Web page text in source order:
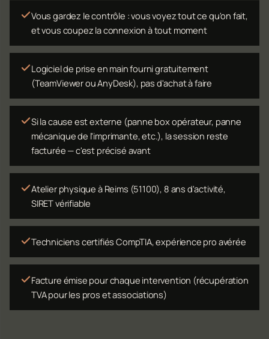
Vous gardez le contrôle : vous voyez tout ce qu'on fait,
et vous coupez la connexion à tout moment
Logiciel de prise en main fourni gratuitement
(TeamViewer ou AnyDesk), pas d'achat à faire
Si la cause est externe (panne box opérateur, panne
mécanique de l'imprimante, etc.), la session reste
facturée — c'est précisé avant
Atelier physique à Reims (51100), 8 ans d'activité,
SIRET vérifiable
Techniciens certifiés CompTIA, expérience pro avérée
Facture émise pour chaque intervention (récupération
TVA pour les pros et associations)